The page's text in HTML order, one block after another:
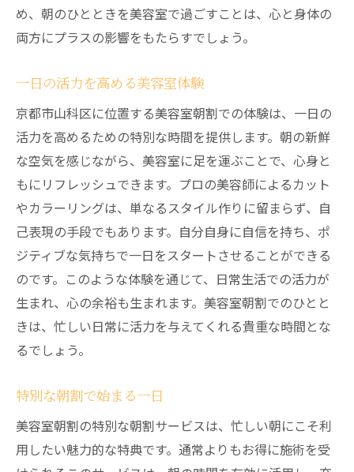
め、朝のひとときを美容室で過ごすことは、心と身体の
両方にプラスの影響をもたらすでしょう。
一日の活力を高める美容室体験
京都市山科区に位置する美容室朝割での体験は、一日の
活力を高めるための特別な時間を提供します。朝の新鮮
な空気を感じながら、美容室に足を運ぶことで、心身と
もにリフレッシュできます。プロの美容師によるカット
やカラーリングは、単なるスタイル作りに留まらず、自
己表現の手段でもあります。自分自身に自信を持ち、ポ
ジティブな気持ちで一日をスタートさせることができる
のです。このような体験を通じて、日常生活での活力が
生まれ、心の余裕も生まれます。美容室朝割でのひとと
きは、忙しい日常に活力を与えてくれる貴重な時間とな
るでしょう。
特別な朝割で始まる一日
美容室朝割の特別な朝割サービスは、忙しい朝にこそ利
用したい魅力的な特典です。通常よりもお得に施術を受